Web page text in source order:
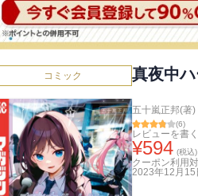
コミック 真夜中ハ
五十嵐正邦(著)
(6)
レビューを書く
¥594 (税込)
クーポン利用
2023年12月15